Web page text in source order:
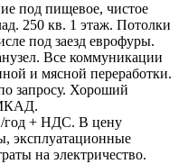
под пищевое, чистое
250 кв. 1 этаж. Потолки
под заезд еврофуры.
Все коммуникации
и мясной переработки.
запросу. Хороший
год + НДС. В цену
эксплуатационные
на электричество.